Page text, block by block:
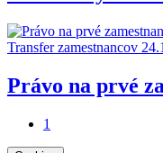
Transfer zamestnancov
Právo na prvé
1